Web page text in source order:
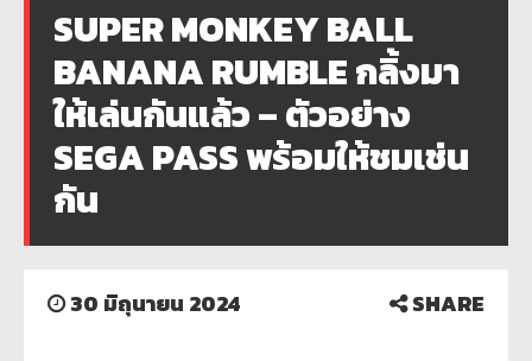
SUPER MONKEY BALL
BANANA RUMBLE กลิ้งมา
ให้เล่นกันแล้ว – ตัวอย่าง
SEGA PASS พร้อมให้ชมเช่น
กัน
30 มิถุนายน 2024 SHARE